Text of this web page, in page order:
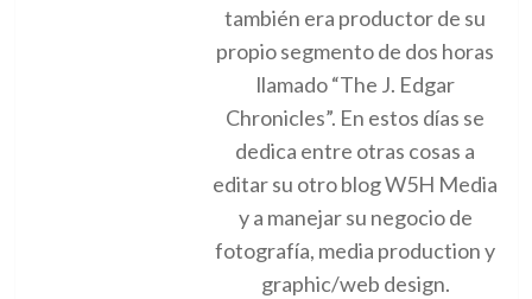
también era productor de su
propio segmento de dos horas
llamado “The J. Edgar
Chronicles”. En estos días se
dedica entre otras cosas a
editar su otro blog W5H Media
y a manejar su negocio de
fotografía, media production y
graphic/web design.